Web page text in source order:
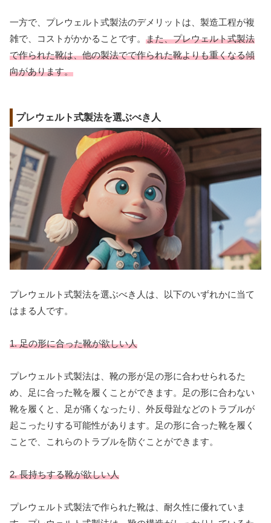
一方で、プレウェルト式製法のデメリットは、製造工程が複
雑で、コストがかかることです。 また、プレウェルト式製法
で作られた靴は、他の製法でで作られた靴よりも重くなる傾
向があります。
プレウェルト式製法を選ぶべき人
プレウェルト式製法を選ぶべき人は、以下のいずれかに当て
はまる人です。
1. 足の形に合った靴が欲しい人
プレウェルト式製法は、靴の形が足の形に合わせられるた
め、足に合った靴を履くことができます。足の形に合わない
靴を履くと、足が痛くなったり、外反母趾などのトラブルが
起こったりする可能性があります。足の形に合った靴を履く
ことで、これらのトラブルを防ぐことができます。
2. 長持ちする靴が欲しい人
プレウェルト式製法で作られた靴は、耐久性に優れていま